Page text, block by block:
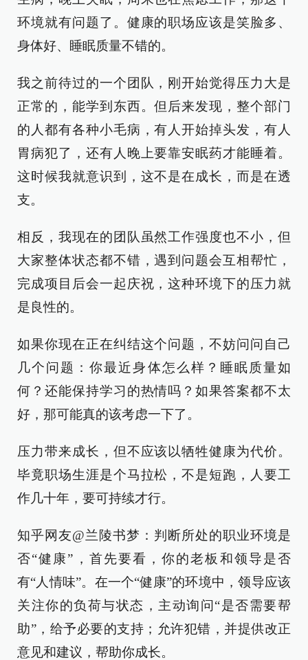
环境就有问题了。健康的职场应该是笑脸多、
身体好、睡眠质量不错的。
我之前待过的一个团队，刚开始觉得压力大是
正常的，能学到东西。但后来发现，整个部门
的人都有各种小毛病，有人开始掉头发，有人
胃病犯了，还有人晚上要靠安眠药才能睡着。
这时候我就意识到，这不是在成长，而是在透
支。
相反，我现在的团队虽然工作强度也不小，但
大家整体状态都不错，遇到问题会互相帮忙，
完成项目后会一起庆祝，这种环境下的压力就
是良性的。
如果你现在正在纠结这个问题，不妨问问自己
几个问题：你最近身体怎么样？睡眠质量如
何？还能保持学习的热情吗？如果答案都不太
好，那可能真的该考虑一下了。
压力带来成长，但不应该以牺牲健康为代价。
毕竟职场生涯是个马拉松，不是短跑，人要工
作几十年，要可持续才行。
知乎网友@兰陵书梦：判断所处的职业环境是
否“健康”，首先要看，你的老板和领导是否
有“人情味”。在一个“健康”的环境中，领导应该
关注你的负荷与状态，主动询问“是否需要帮
助”，给予必要的支持；允许犯错，并提供改正
意见和建议，帮助你成长。